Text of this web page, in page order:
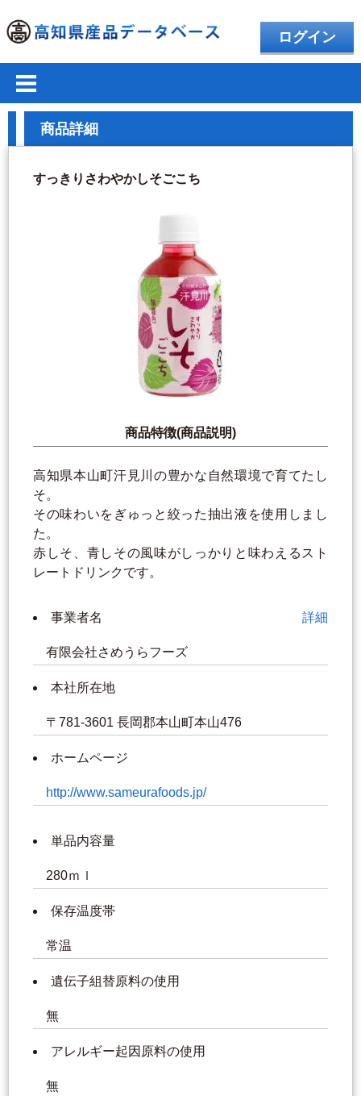
ログイン
商品詳細
すっきりさわやかしそごこち
商品特徴(商品説明)
高知県本山町汗見川の豊かな自然環境で育てたし
そ。
その味わいをぎゅっと絞った抽出液を使用しまし
た。
赤しそ、青しその風味がしっかりと味わえるスト
レートドリンクです。
事業者名 詳細
有限会社さめうらフーズ
本社所在地
〒781-3601 長岡郡本山町本山476
ホームページ
http://www.sameurafoods.jp/
単品内容量
280ｍｌ
保存温度帯
常温
遺伝子組替原料の使用
無
アレルギー起因原料の使用
無